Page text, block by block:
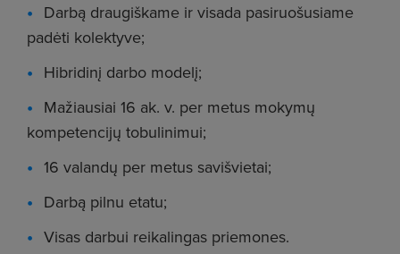
Darbą draugiškame ir visada pasiruošusiame
padėti kolektyve;
Hibridinį darbo modelį;
Mažiausiai 16 ak. v. per metus mokymų
kompetencijų tobulinimui;
16 valandų per metus savišvietai;
Darbą pilnu etatu;
Visas darbui reikalingas priemones.